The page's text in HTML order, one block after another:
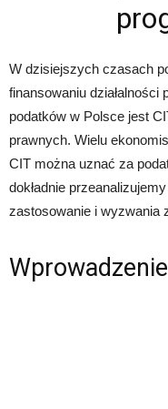
W dzisiejszych czasach
finansowaniu
podatków w Polsce jest
prawnych. Wielu
CIT można uznać za
dokładnie
zastosowanie i wyzwania